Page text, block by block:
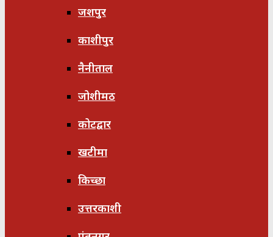
जशपुर
काशीपुर
नैनीताल
जोशीमठ
कोटद्वार
खटीमा
किच्छा
उत्तरकाशी